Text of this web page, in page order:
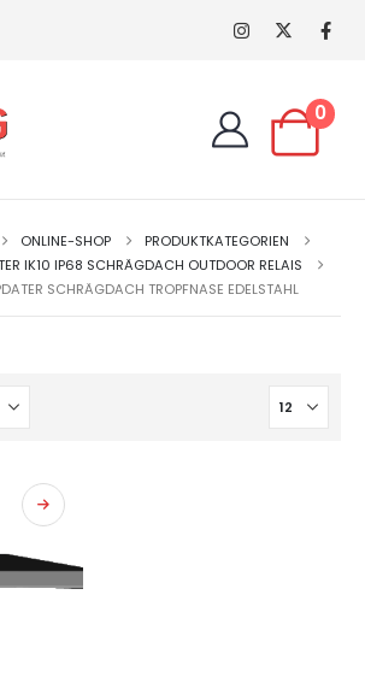
0
ONLINE-SHOP
PRODUKTKATEGORIEN
IK10 IP68 SCHRÄGDACH OUTDOOR RELAIS
SCHRÄGDACH TROPFNASE EDELSTAHL